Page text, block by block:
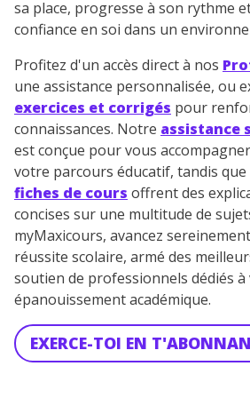
sa place, progresse à son rythme
confiance en soi dans un
Profitez d'un accès direct à nos
une assistance personnalisée, ou
exercices et corrigés pour
connaissances. Notre assistance
est conçue pour vous
votre parcours éducatif, tandis que
fiches de cours offrent des
concises sur une multitude de
myMaxicours, avancez
réussite scolaire, armé des
soutien de professionnels dédiés à
épanouissement académique.
EXERCE-TOI EN